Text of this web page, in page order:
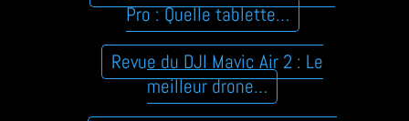
Pro : Quelle tablette…
Revue du DJI Mavic Air 2 : Le
meilleur drone…